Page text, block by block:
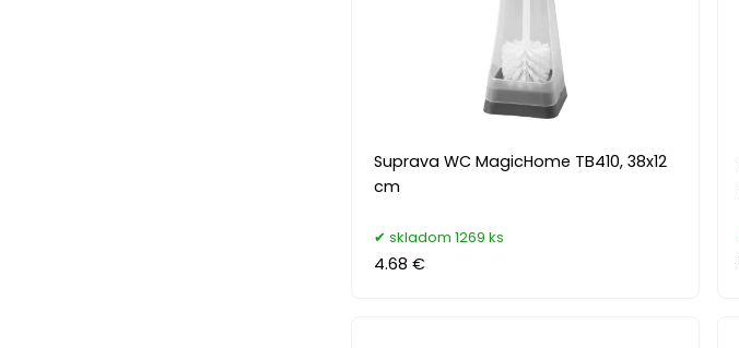
Suprava WC MagicHome TB410, 38x12
cm
skladom 1269 ks
4.68 €